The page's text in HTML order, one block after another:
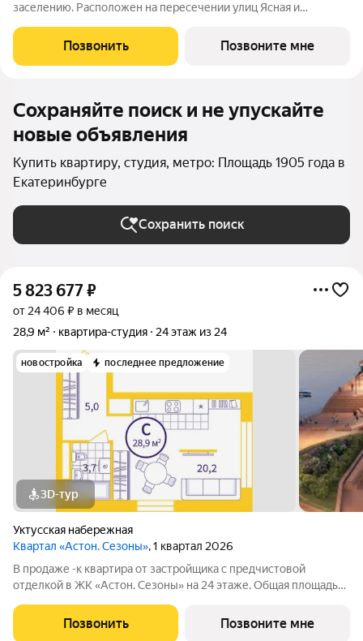
заселению. Расположен на пересечении улиц Ясная и
инфраструктура детские сады, гимназии и школаПозвонить Позвоните мне
Сохраняйте поиск и не упускайте
новые объявления
Купить квартиру, студия, метро: Площадь 1905 года в
Екатеринбурге
Сохранить поиск
5 823 677₽
от 24 406 ₽ в месяц
28,9 м²
квартира-студия 24 этаж из 24
новостройка последнее предложение
3D-тур
Уктусская набережная
Квартал «Астон. Сезоны», 1 квартал 2026
В продаже -к квартира от застройщика с предчистовой
отделкой в ЖК «Астон. Сезоны» на 24 этаже. Общая площадь
четыре монолитных дома переменной этажности в районе
Уктус на юго-востоке
Позвонить Позвоните мне